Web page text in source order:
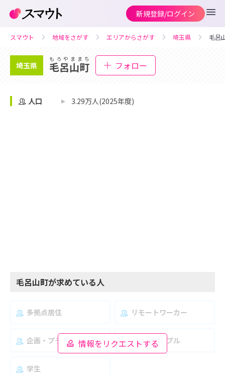
新規登録/ログイン
スマウト 地域をさがす エリアからさがす 埼玉県 毛呂
埼玉県
もろやままち
毛呂山町 フォロー
人口 3.29万人(2025年度)
毛呂山町が求めている人
情報をリクエストする
多拠点居住 リモートワーカー
企画・プランナー 夫婦・カップル
学生